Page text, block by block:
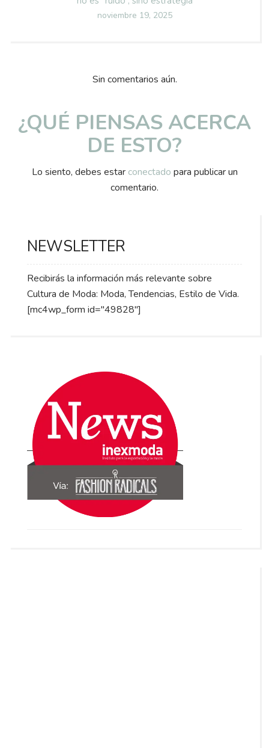
Posted
noviembre 19, 2025
Sin comentarios aún.
¿QUÉ PIENSAS ACERCA
DE ESTO?
Lo siento, debes estar conectado para publicar un
comentario.
NEWSLETTER
Recibirás la información más relevante sobre
Cultura de Moda: Moda, Tendencias, Estilo de Vida.
[mc4wp_form id="49828"]